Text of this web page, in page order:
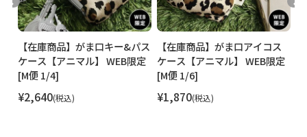
バッグに入れて持ち歩きするのにちょうど良いコンパクト
感。お化粧直し用のコスメポーチとして使っているスタッフ
もいれば、アイ コス ケースとして使ったり、たばこケース、
マスクケース、アクセサリーポーチなど、使い方はそれぞ
れ。また、お手頃価格なので、軽めのお誕生日プレゼントな
ど、ちょっとしたプレゼントにもおすすめ。ちょっと物足り
ないかな～っと思った時のプラスワンアイテムにもピッタリ
【在庫商品】がま口キー&パス
ケース【アニマル】 WEB限定
[M便 1/4]
¥2,640 税込
【在庫商品】がま口アイコス
ケース【アニマル】 WEB限定
[M便 1/6]
¥1,870 税込